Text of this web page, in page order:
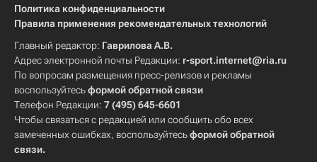
Политика конфиденциальности
Правила применения рекомендательных технологий
Главный редактор: Гаврилова А.В.
Адрес электронной почты Редакции: r-sport.internet@ria.ru
По вопросам размещения пресс-релизов и рекламы
воспользуйтесьформой обратной связи
Телефон Редакции: 7 (495) 645-6601
Чтобы связаться с редакцией или сообщить обо всех
замеченных ошибках, воспользуйтесьформой обратной
связи.